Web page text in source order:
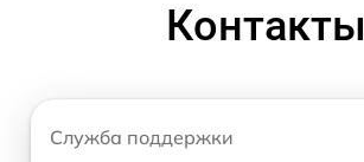
Контакты
Служба поддержки